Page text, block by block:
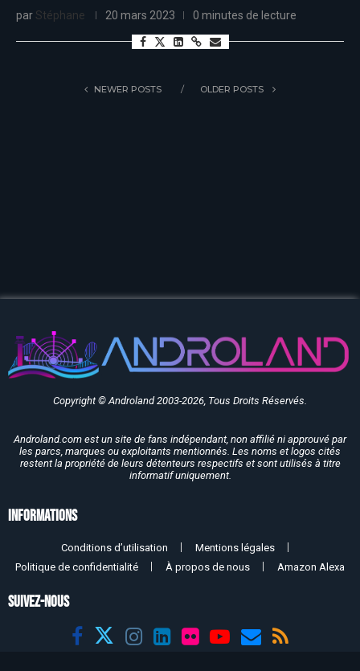
par Stéphane 20 mars 2023 0 minutes de lecture
NEWER POSTS OLDER POSTS
Copyright © Androland 2003-2026, Tous Droits Réservés.
Androland.com est un site de fans indépendant, non affilié ni approuvé par
les parcs, marques ou exploitants mentionnés. Les noms et logos cités
restent la propriété de leurs détenteurs respectifs et sont utilisés à titre
informatif uniquement.
Informations
Conditions d’utilisation
Mentions légales
Politique de confidentialité
À propos de nous Amazon Alexa
SUIVEZ-NOUS